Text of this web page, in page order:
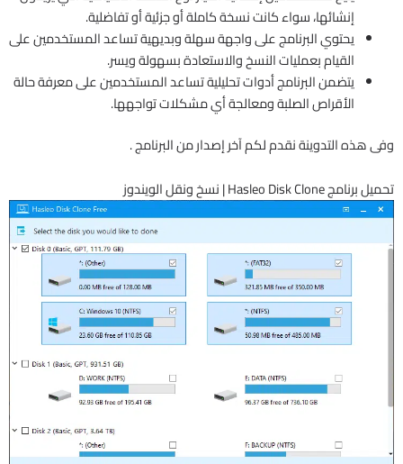
إنشائها، سواء كانت نسخة كاملة أو جزئية أو تفاضلية.
يحتوي البرنامج على واجهة سهلة وبديهية تساعد المستخدمين على
القيام بعمليات النسخ والاستعادة بسهولة ويسر.
يتضمن البرنامج أدوات تحليلية تساعد المستخدمين على معرفة حالة
الأقراص الصلبة ومعالجة أي مشكلات تواجهها.
وفى هذه التدوينة نقدم لكم آخر إصدار من البرنامج .
تحميل برنامج Hasleo Disk Clone | نسخ ونقل الويندوز